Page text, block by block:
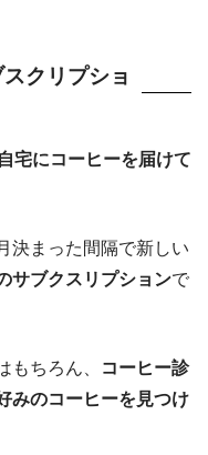
クリプショ
自宅にコーヒーを届けて
決まった間隔で新しい
サブクスリプションで
もちろん、
コーヒー診
みのコーヒーを見つけ